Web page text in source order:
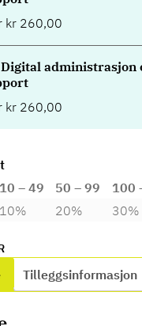
kr 260,00
administrasjon
kr 260,00
10 – 49 50 – 99 100
10% 20% 30%
Tilleggsinformasjon